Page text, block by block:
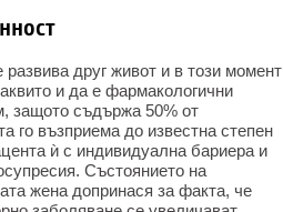
друг живот и в този момент
и да е фармакологични
защото съдържа 50% от
го възприема до известна степен
ѝ с индивидуална бариера и
Състоянието на
жена допринася за факта, че